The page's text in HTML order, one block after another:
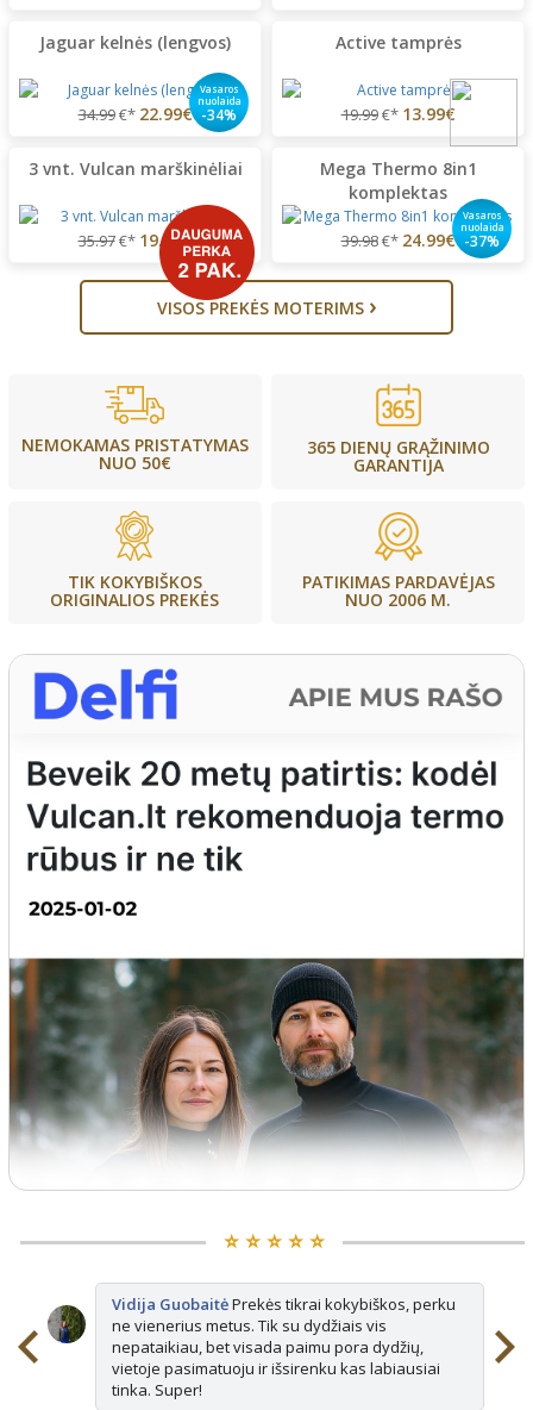
Jaguar kelnės (lengvos)
Vasaros
nuolaida
-34%
34.99€* 22.99€
Active tamprės
19.99€* 13.99€
3 vnt. Vulcan marškinėliai
35.97€* 19.99€
Mega Thermo 8in1
komplektas
Vasaros
nuolaida
-37%
39.98€* 24.99€
VISOS PREKĖS MOTERIMS ›
NEMOKAMAS PRISTATYMAS
NUO 50€
365 DIENŲ GRĄŽINIMO
GARANTIJA
TIK KOKYBIŠKOS
ORIGINALIOS PREKĖS
PATIKIMAS PARDAVĖJAS
NUO 2006 M.
⭐️ ⭐️ ⭐️ ⭐️ ⭐️
Vidija GuobaitėPrekės tikrai kokybiškos, perku
ne vienerius metus. Tik su dydžiais vis
nepataikiau, bet visada paimu pora dydžių,
vietoje pasimatuoju ir išsirenku kas labiausiai
tinka. Super!